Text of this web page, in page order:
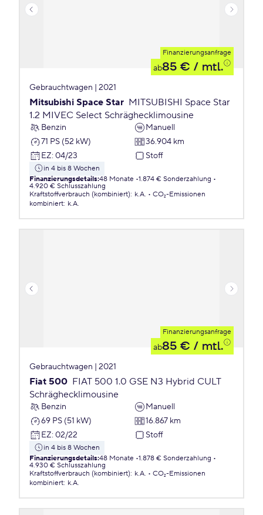
Finanzierungsanfrage
ab85 € / mtl.
Gebrauchtwagen | 2021
Mitsubishi Space Star MITSUBISHI Space Star
1.2 MIVEC Select Schräghecklimousine
Benzin
Manuell
71 PS (52 kW)
36.904 km
EZ: 04/23 Stoff
in 4 bis 8 Wochen
Finanzierungsdetails:48 Monate 1.874 € Sonderzahlung
4.920 € Schlusszahlung
Kraftstoffverbrauch (kombiniert): k.A.
CO₂-Emissionen
kombiniert: k.A.
Finanzierungsanfrage
ab85 € / mtl.
Gebrauchtwagen | 2021
Fiat 500 FIAT 500 1.0 GSE N3 Hybrid CULT
Schräghecklimousine
Benzin
Manuell
69 PS (51 kW)
16.867 km
EZ: 02/22 Stoff
in 4 bis 8 Wochen
Finanzierungsdetails:48 Monate 1.878 € Sonderzahlung
4.930 € Schlusszahlung
Kraftstoffverbrauch (kombiniert): k.A.
CO₂-Emissionen
kombiniert: k.A.